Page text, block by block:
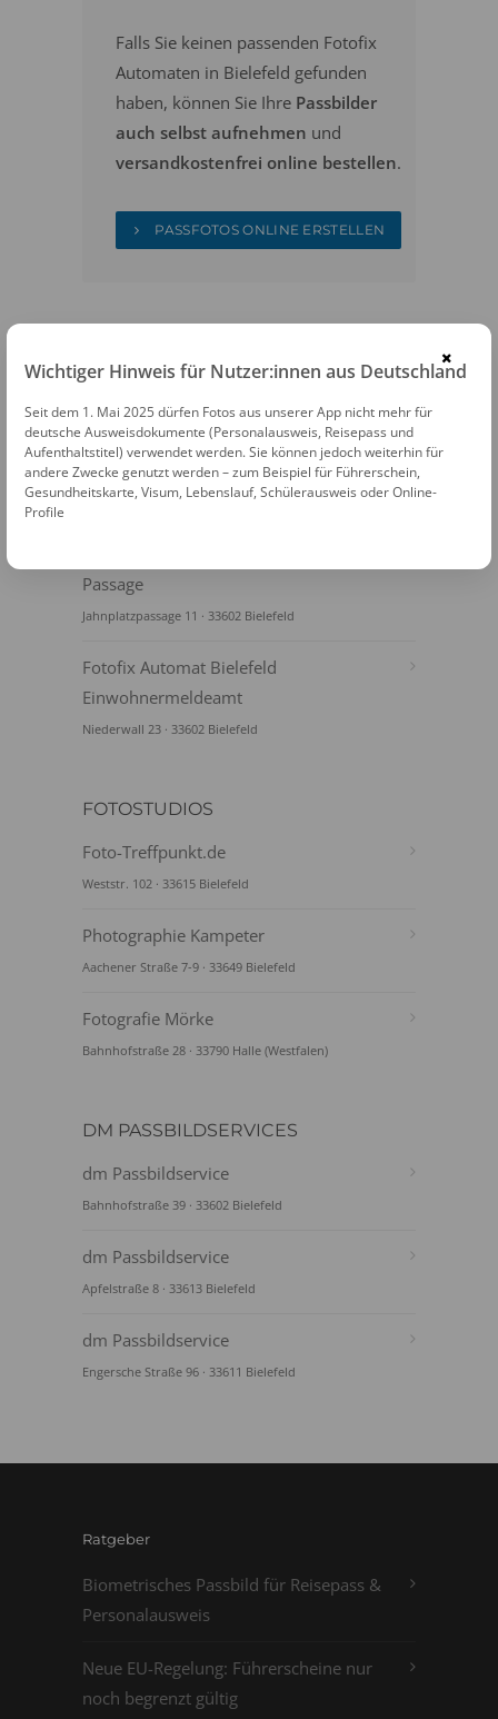
Falls Sie keinen passenden Fotofix
Automaten in Bielefeld gefunden
haben, können Sie Ihre Passbilder
auch selbst aufnehmen und
versandkostenfrei online bestellen.
PASSFOTOS ONLINE ERSTELLEN
FOTOAUTOMATEN
Fotofix Automat Bielefeld Karstadt
Bahnhofstraße 15-17 · 33602 Bielefeld
Passage
Jahnplatzpassage 11 · 33602 Bielefeld
Fotofix Automat Bielefeld
Einwohnermeldeamt
Niederwall 23 · 33602 Bielefeld
FOTOSTUDIOS
Foto-Treffpunkt.de
Weststr. 102 · 33615 Bielefeld
Photographie Kampeter
Aachener Straße 7-9 · 33649 Bielefeld
Fotografie Mörke
Bahnhofstraße 28 · 33790 Halle (Westfalen)
DM PASSBILDSERVICES
dm Passbildservice
Bahnhofstraße 39 · 33602 Bielefeld
dm Passbildservice
Apfelstraße 8 · 33613 Bielefeld
dm Passbildservice
Engersche Straße 96 · 33611 Bielefeld
Ratgeber
Biometrisches Passbild für Reisepass &
Personalausweis
Neue EU-Regelung: Führerscheine nur
noch begrenzt gültig
×
Wichtiger Hinweis für Nutzer:innen aus Deutschland
Seit dem 1. Mai 2025 dürfen Fotos aus unserer App nicht mehr für
deutsche Ausweisdokumente (Personalausweis, Reisepass und
Aufenthaltstitel) verwendet werden. Sie können jedoch weiterhin für
andere Zwecke genutzt werden – zum Beispiel für Führerschein,
Gesundheitskarte, Visum, Lebenslauf, Schülerausweis oder Online-
Profile